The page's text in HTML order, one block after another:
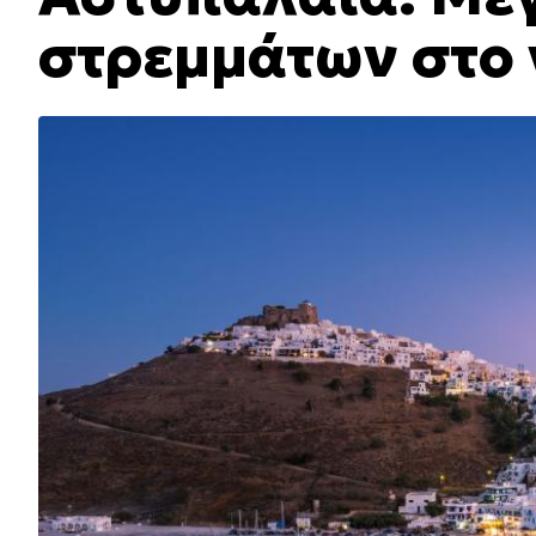
στρεμμάτων στο